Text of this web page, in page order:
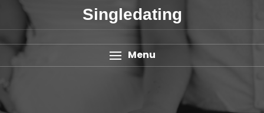
Singledating
Menu